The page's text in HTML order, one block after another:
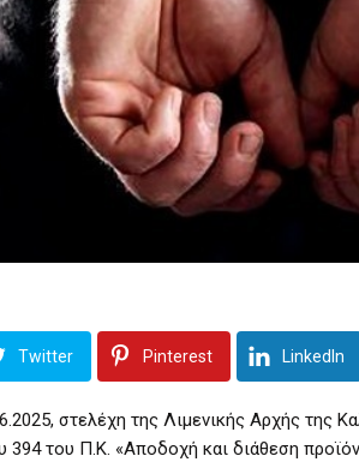
Twitter Pinterest LinkedIn
στελέχη της Λιμενικής Αρχής της
του Π.Κ. «Αποδοχή και διάθεση